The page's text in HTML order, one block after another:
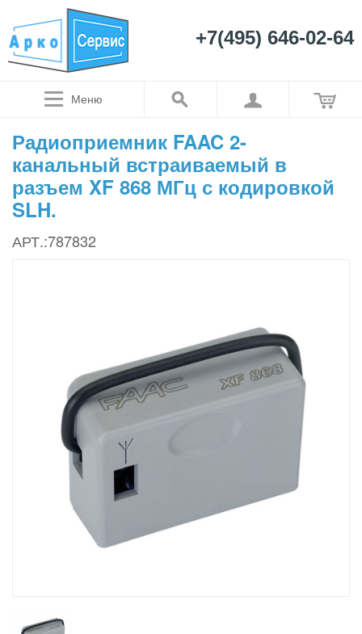
+7(495) 646-02-64
Меню
Радиоприемник FAAC 2-
канальный встраиваемый в
разъем XF 868 МГц с кодировкой
SLH.
АРТ.:787832